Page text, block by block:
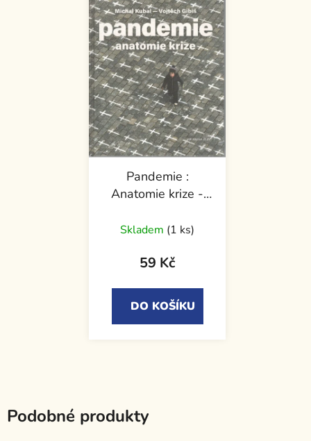
Pandemie :
Anatomie krize -
Vojěch Gibiš
Skladem (1 ks)
59 Kč
DO KOŠÍKU
Podobné produkty